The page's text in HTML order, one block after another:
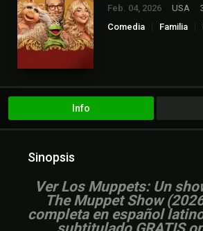
Feb. 04, 2026 USA
Comedia
Familia
Info
Sinopsis
Ver Los Muppets: Un
The Muppet Show
completa en español